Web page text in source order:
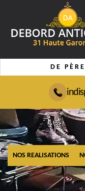
DE
NOS REALISATIONS